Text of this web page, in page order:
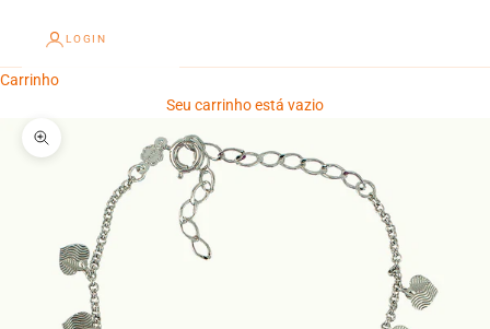
LOGIN
Carrinho
Seu carrinho está vazio
Zoom na imagem